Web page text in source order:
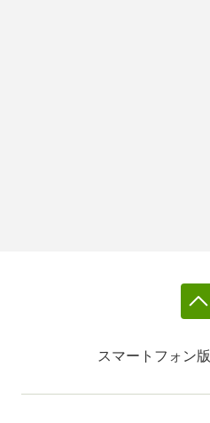
スマートフォン版